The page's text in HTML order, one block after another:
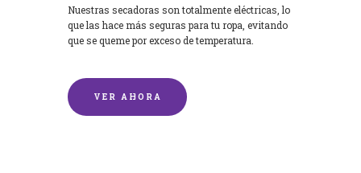
Nuestras secadoras son totalmente eléctricas, lo
que las hace más seguras para tu ropa, evitando
que se queme por exceso de temperatura.
VER AHORA